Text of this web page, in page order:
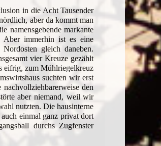
in die Acht Tausender
aber da kommt man
namensgebende markante
Aber immerhin ist es eine
gleich daneben.
vier Kreuze gezählt
eifrig, zum Mühlriegelkreuz
suchten wir erst
den
aber niemand, weil wir
nutzten. Die hausinterne
einmal ganz privat dort
durchs Zugfenster